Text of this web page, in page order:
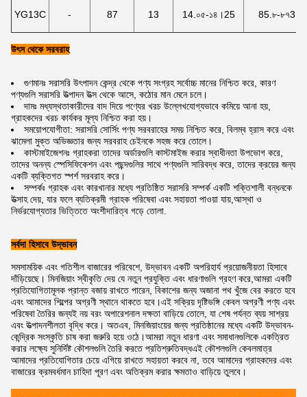
YG13C - 87 13 14.০৫-১৪।25 85.৮-৮৭3
উৎস থেকে সরবরাহ
গুণমানঃ সরাসরি উৎপাদন কেন্দ্র থেকে পণ্য সংগ্রহ সর্বোচ্চ মানের নিশ্চিত করে, কারণ
পণ্যগুলি সরাসরি উত্পাদন উত্স থেকে আসে, কঠোর মান মেনে চলে।
দামঃ মধ্যস্থতাকারীদের বাদ দিয়ে পণ্যের খরচ উল্লেখযোগ্যভাবে কমিয়ে আনা হয়,
গ্রাহকদের খরচ কার্যকর মূল্য নিশ্চিত করা হয়।
সময়োপযোগীতা: সরাসরি সোর্সিং পণ্য সরবরাহের সময় নিশ্চিত করে, বিলম্ব হ্রাস করে এবং
ঝামেলা মুক্ত অভিজ্ঞতার জন্য সরবরাহ চেইনকে সহজ করে তোলে।
কাস্টমাইজেশনঃ গ্রাহকরা তাদের অর্ডারগুলি কাস্টমাইজ করার স্বাধীনতা উপভোগ করে,
তাদের অনন্য স্পেসিফিকেশন এবং পছন্দগুলির সাথে পণ্যগুলি সারিবদ্ধ করে, তাদের ক্রয়ের জন্য
একটি ব্যক্তিগত স্পর্শ সরবরাহ করে।
সম্পর্কঃ গ্রাহক এবং কারখানার মধ্যে প্রতিষ্ঠিত সরাসরি সম্পর্ক একটি শক্তিশালী বন্ধনকে
উত্সাহ দেয়, যার ফলে ব্যতিক্রমী গ্রাহক পরিষেবা এবং সহায়তা পাওয়া যায়,আস্থা ও
নির্ভরযোগ্যতার ভিত্তিতে অংশীদারিত্ব গড়ে তোলা.
সর্বদা হিসাবে উদ্ভাবন
সমসাময়িক এবং গতিশীল বাজারের পরিবেশে, উদ্ভাবন একটি অপরিহার্য প্রয়োজনীয়তা হিসাবে
দাঁড়িয়েছে। মিনজিয়াং স্বীকৃতি দেয় যে নতুন প্রযুক্তি এবং ধারণাগুলি গ্রহণ করে,আমরা একটি
প্রতিযোগিতামূলক প্রান্ত বজায় রাখতে পারেন, বিকাশের জন্য অজানা পথ খুঁজে বের করতে হবে
এবং আমাদের শিল্পের অগ্রণী স্থানে থাকতে হবে।এই সক্রিয় দৃষ্টিভঙ্গি কেবল অগ্রণী পণ্য এবং
পরিষেবা তৈরির জন্যই নয় বরং অপারেশনাল দক্ষতা বাড়িয়ে তোলে, যা শেষ পর্যন্ত ব্যয় সাশ্রয়
এবং উত্পাদনশীলতা বৃদ্ধি করে। অতএব, মিনজিয়াংয়ের জন্য প্রতিষ্ঠানের মধ্যে একটি উদ্ভাবন-
কেন্দ্রিক সংস্কৃতি চাষ করা জরুরি হয়ে ওঠে।আমরা নতুন ধারণা এবং সমাধানগুলিকে একত্রিত
করার লক্ষ্যে সুনির্দিষ্ট কৌশলগুলি তৈরি করতে প্রতিশ্রুতিবদ্ধএই কৌশলগুলি কেবলমাত্র
আমাদের প্রতিযোগিতার চেয়ে এগিয়ে রাখতে সহায়তা করবে না, তবে আমাদের গ্রাহকদের এবং
বাজারের ক্রমবর্ধমান চাহিদা পূরণ এবং অতিক্রম করার ক্ষমতাও বাড়িয়ে তুলবে।